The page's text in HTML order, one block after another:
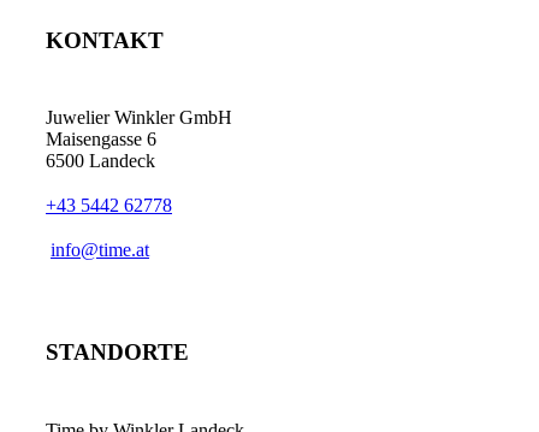
KONTAKT
Juwelier Winkler GmbH
Maisengasse 6
6500 Landeck
+43 5442 62778
info@time.at
STANDORTE